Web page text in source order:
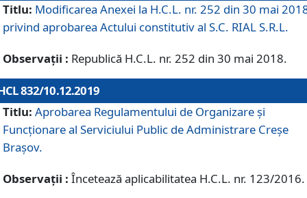
Titlu: Modificarea Anexei la H.C.L. nr. 252 din 30 mai
privind aprobarea Actului constitutiv al S.C. RIAL S.R.L.
Observații : Republică H.C.L. nr. 252 din 30 mai 2018.
832/10.12.2019
Titlu: Aprobarea Regulamentului de Organizare și
Funcționare al Serviciului Public de Administrare Creșe
Brașov.
Observații : Încetează aplicabilitatea H.C.L. nr. 123/2016.